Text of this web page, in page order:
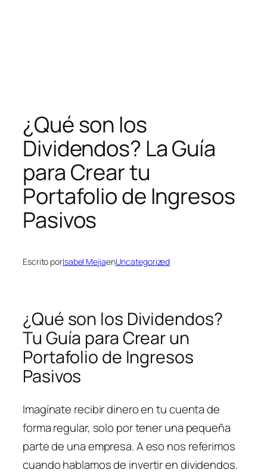
¿Qué son los
Dividendos? La Guía
para Crear tu
Portafolio de Ingresos
Pasivos
Escrito porIsabel MejiaenUncategorized
¿Qué son los Dividendos?
Tu Guía para Crear un
Portafolio de Ingresos
Pasivos
Imagínate recibir dinero en tu cuenta de
forma regular, solo por tener una pequeña
parte de una empresa. A eso nos referimos
cuando hablamos de invertir en dividendos.